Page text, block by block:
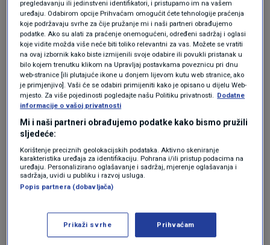
Novi problem i za naš turizam:
Poskupljuju avionske karte
EKONOMIJA 22. tra.
Pet europskih zemalja ove godine
drastično smanjuje račune za
energiju – ušteda ide do 58 posto
SVIJET 22. tra.
Iznenadno gašenje nakon
štrajkova
koja je nedavno bila pogođena snažnim
štrajkovima, prekinula neočekivano, uz najavu
pregledavanju ili jedinstveni identifikatori, i pristupamo im na vašem
uređaju. Odabirom opcije Prihvaćam omogućit ćete tehnologije praćenja
koje podržavaju svrhe za čije pružanje mi i naši partneri obrađujemo
podatke. Ako su alati za praćenje onemogućeni, određeni sadržaj i oglasi
koje vidite možda više neće biti toliko relevantni za vas. Možete se vratiti
na ovaj izbornik kako biste izmijenili svoje odabire ili povukli pristanak u
bilo kojem trenutku klikom na Upravljaj postavkama poveznicu pri dnu
web-stranice [ili plutajuće ikone u donjem lijevom kutu web stranice, ako
je primjenjivo]. Vaši će se odabiri primijeniti kako je opisano u dijelu Web-
mjesto. Za više pojedinosti pogledajte našu Politiku privatnosti. Dodatne
informacije o vašoj privatnosti
Mi i naši partneri obrađujemo podatke kako bismo pružili
sljedeće:
Korištenje preciznih geolokacijskih podataka. Aktivno skeniranje
karakteristika uređaja za identifikaciju. Pohrana i/ili pristup podacima na
uređaju. Personalizirano oglašavanje i sadržaj, mjerenje oglašavanja i
sadržaja, uvidi u publiku i razvoj usluga.
Popis partnera (dobavljača)
Prikaži svrhe Prihvaćam